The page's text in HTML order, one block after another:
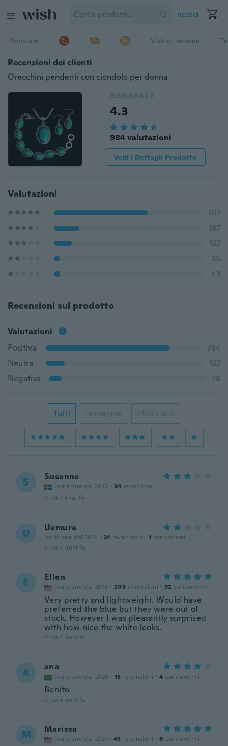
Accedi
Popolare Visti di recente
Recensioni dei clienti
Orecchini pendenti con ciondolo per donna
GENERALE
4.3
984 valutazioni
Vedi i Dettagli Prodotto
Valutazioni
617
167
122
35
43
Recensioni sul prodotto
Valutazioni
Positiva
784
Neutra
122
Negativa
78
Tutti Immagine Molto utili
S Susanne
Iscrizione dal 2015 · 84 recensioni
circa 3 anni fa
U Uemura
Iscrizione dal 2018 · 31 recensioni · 1 caricamenti
circa 4 anni fa
E Ellen
Iscrizione dal 2018 · 208 recensioni · 92 caricamenti
Very pretty and lightweight. Would have
preferred the blue but they were out of
stock. However I was pleasantly surprised
with how nice the white looks.
circa 4 anni fa
A ana
Iscrizione dal 2020 · 15 recensioni · 4 caricamenti
Bonito
circa 4 anni fa
M Marissa
Iscrizione dal 2021 · 45 recensioni · 6 caricamenti